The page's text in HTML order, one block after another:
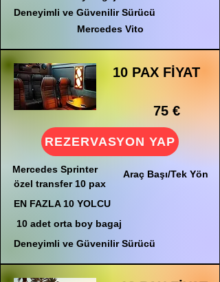
Deneyimli ve Güvenilir Sürücü
Mercedes Vito
10 PAX FİYAT
75 €
REZERVASYON YAP
Mercedes Sprinter
özel transfer 10 pax
Araç Başı/Tek Yön
EN FAZLA 10 YOLCU
10 adet orta boy bagaj
Deneyimli ve Güvenilir Sürücü